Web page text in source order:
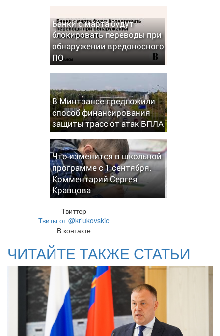
Банки с марта будут
блокировать переводы при
обнаружении вредоносного
ПО
В Минтрансе предложили
способ финансирования
защиты трасс от атак БПЛА
Что изменится в школьной
программе с 1 сентября.
Комментарий Сергея
Кравцова
Твиттер
Твиты от @kriukovskie
В контакте
ЧИТАЙТЕ ТАКЖЕ СТАТЬИ